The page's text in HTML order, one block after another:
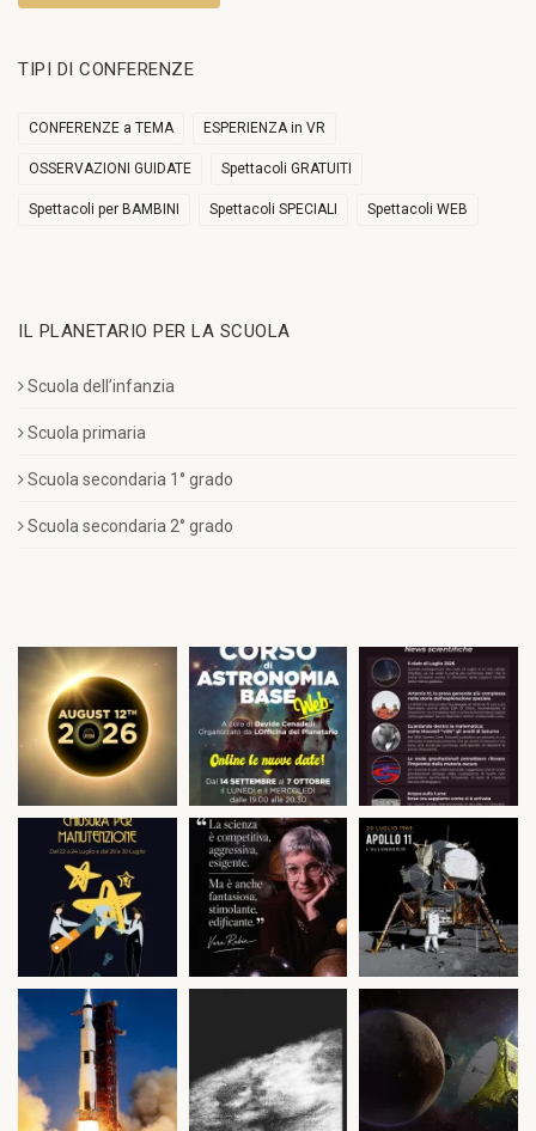
TIPI DI CONFERENZE
CONFERENZE a TEMA ESPERIENZA in VR
OSSERVAZIONI GUIDATE Spettacoli GRATUITI
Spettacoli per BAMBINI Spettacoli SPECIALI Spettacoli WEB
IL PLANETARIO PER LA SCUOLA
Scuola dell’infanzia
Scuola primaria
Scuola secondaria 1° grado
Scuola secondaria 2° grado